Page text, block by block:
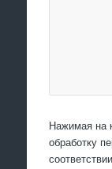
Нажимая на
обработку